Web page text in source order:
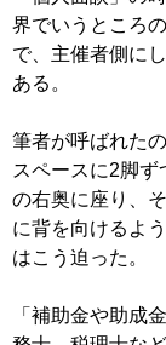
界でいうところ
で、主催者側に
ある。
筆者が呼ばれた
スペースに2脚
の右奥に座り、
に背を向けるよ
はこう迫った。
「補助金や助成